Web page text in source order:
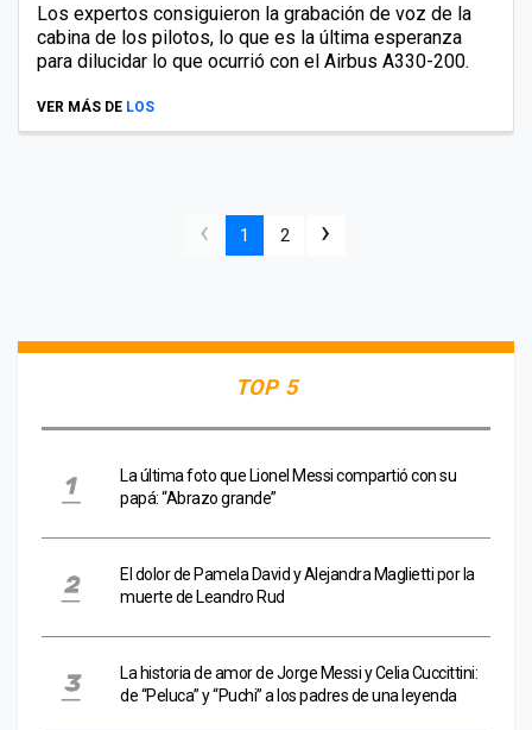
Los expertos consiguieron la grabación de voz de la
cabina de los pilotos, lo que es la última esperanza
para dilucidar lo que ocurrió con el Airbus A330-200.
VER MÁS DE LOS
‹ 1 2 ›
TOP 5
La última foto que Lionel Messi compartió con su
papá: “Abrazo grande”
El dolor de Pamela David y Alejandra Maglietti por la
muerte de Leandro Rud
La historia de amor de Jorge Messi y Celia Cuccittini:
de “Peluca” y “Puchi” a los padres de una leyenda